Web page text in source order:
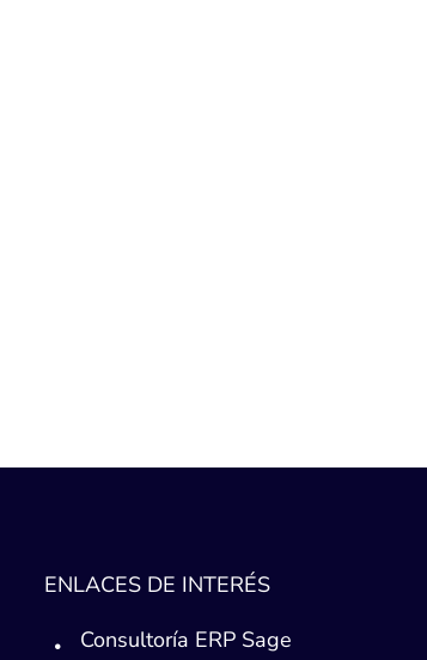
ENLACES DE INTERÉS
Consultoría ERP Sage